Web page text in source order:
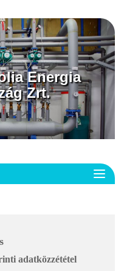
Energia
Zrt.
adatközzététel